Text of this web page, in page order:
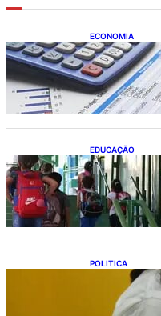
ECONOMIA
Busca dos
16,5%;
estados
EDUCAÇÃO
Ensino
municipais
POLITICA
Justiça
bilhões
PLOA